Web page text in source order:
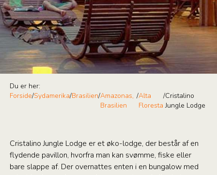
Du er her:
Forside/Sydamerika/Brasilien/Amazonas,
Brasilien
/Alta
Floresta
/Cristalino
Jungle Lodge
Cristalino Jungle Lodge er et øko-lodge, der består af en
flydende pavillon, hvorfra man kan svømme, fiske eller
bare slappe af. Der overnattes enten i en bungalow med